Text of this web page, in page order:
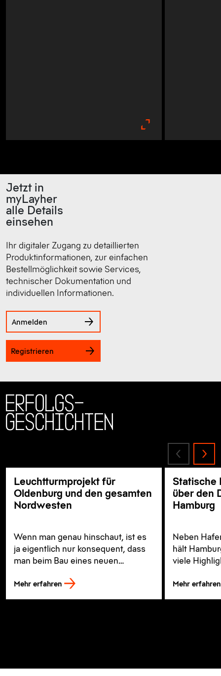
Jetzt in
myLayher
alle Details
einsehen
Ihr digitaler Zugang zu detaillierten
Produktinformationen, zur einfachen
Bestellmöglichkeit sowie Services,
technischer Dokumentation und
individuellen Informationen.
Anmelden
Registrieren
Erfolgs-
geschichten
Leuchtturmprojekt für
Oldenburg und den gesamten
Nordwesten
Wenn man genau hinschaut, ist es
ja eigentlich nur konsequent, dass
man beim Bau eines neuen
die körperliche Unversehrtheit der
Mehr erfahren
Statische
über den
Hamburg
Neben
hält
viele
Mehr erfahren